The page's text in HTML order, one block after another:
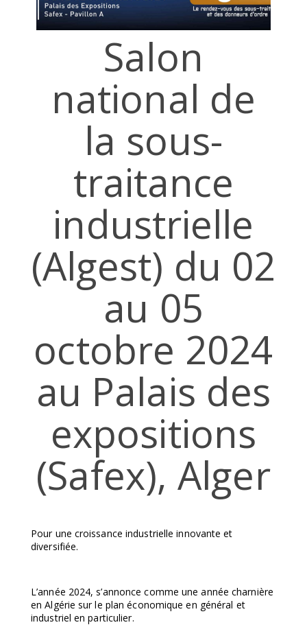
Salon
national de
la sous-
traitance
industrielle
(Algest) du 02
au 05
octobre 2024
au Palais des
expositions
(Safex), Alger
Pour une croissance industrielle innovante et
diversifiée.
L’année 2024, s’annonce comme une année charnière
en Algérie sur le plan économique en général et
industriel en particulier.